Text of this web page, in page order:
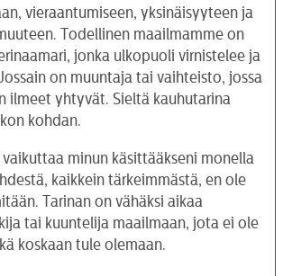
vieraantumiseen, yksinäisyyteen ja
Todellinen maailmamme on
jonka ulkopuoli virnistelee ja
on muuntaja tai vaihteisto, jossa
ilmeet yhtyvät. Sieltä kauhutarina
kohdan.
vaikuttaa minun käsittääkseni monella
kaikkein tärkeimmästä, en ole
Tarinan on vähäksi aikaa
tai kuuntelija maailmaan, jota ei ole
koskaan tule olemaan.